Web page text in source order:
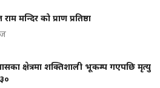
मन्दिर को प्राण प्रतिष्ठा
क्षेत्रमा शक्तिशाली भूकम्प गएपछि मृत्यु